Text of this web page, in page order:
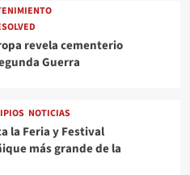
revela cementerio
Guerra
NOTICIAS
la Feria y Festival
más grande de la